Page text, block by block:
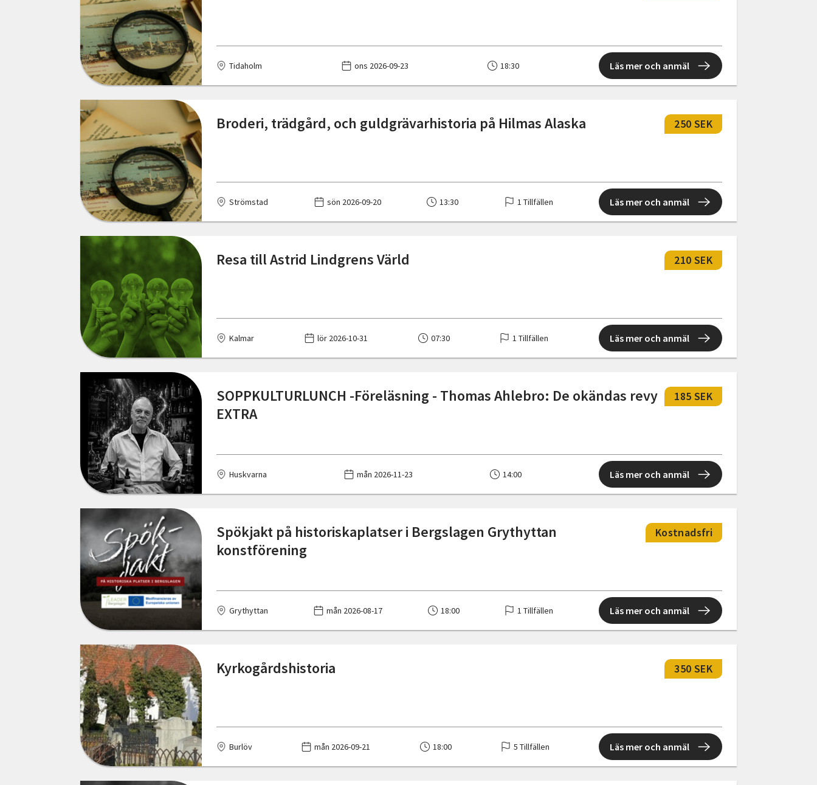
Huskvarna
Hällefors
Hälleviksstrand
Jönköping
Kalmar
Kramfors
Kumla
Kungälv
Kågeröd
Käringön
Laholm
Lerum
Lilla Edet
Lindesberg
Linköping
Luleå
Lödöse
Malmö
Mölndal
Norrköping
Nybro
Nässjö
Nösund
Olofström
Partille
Piteå
Pålsboda
Tidaholm ons 2026-09-23 18:30 Läs mer och anmäl
Broderi, trädgård, och guldgrävarhistoria på Hilmas Alaska 250 SEK
Strömstad sön 2026-09-20 13:30 1 Tillfällen Läs mer och anmäl
Resa till Astrid Lindgrens Värld 210 SEK
Kalmar lör 2026-10-31 07:30 1 Tillfällen Läs mer och anmäl
SOPPKULTURLUNCH -Föreläsning - Thomas Ahlebro: De okändas revy
EXTRA
185 SEK
Huskvarna mån 2026-11-23 14:00 Läs mer och anmäl
Spökjakt på historiskaplatser i Bergslagen Grythyttan
konstförening
Kostnadsfri
Grythyttan mån 2026-08-17 18:00 1 Tillfällen Läs mer och anmäl
Kyrkogårdshistoria 350 SEK
Burlöv mån 2026-09-21 18:00 5 Tillfällen Läs mer och anmäl